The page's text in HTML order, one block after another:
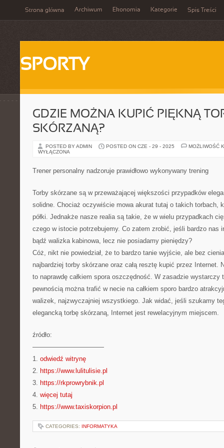
Strona główna Archiwum Ekonomia Kategorie Spis Treści
SPORTY
GDZIE MOŻNA KUPIĆ PIĘKNĄ
SKÓRZANĄ?
POSTED BY ADMIN POSTED ON CZE - 29 - 2025
MOŻLIWOŚĆ
WYŁĄCZONA
Trener personalny nadzoruje prawidłowo wykonywany trening
Torby skórzane są w przeważającej większości przypadków
solidne. Chociaż oczywiście mowa akurat tutaj o takich torbach,
półki. Jednakże nasze realia są takie, że w wielu przypadkach
czego w istocie potrzebujemy. Co zatem zrobić, jeśli bardzo nas
bądź walizka kabinowa, lecz nie posiadamy pieniędzy?
Cóż, nikt nie powiedział, że to bardzo tanie wyjście, ale bez
najbardziej torby skórzane oraz całą resztę kupić przez Internet.
to naprawdę całkiem spora oszczędność. W zasadzie wystarczy
pewnością można trafić w necie na całkiem sporo bardzo
walizek, najzwyczajniej wszystkiego. Jak widać, jeśli szukamy
elegancką torbę skórzaną, Internet jest rewelacyjnym miejscem.
źródło:
———————————
1. odwiedź witrynę
2. https://www.lulitulisie.pl
3. https://rkprowrybnik.pl
4. więcej tutaj
5. https://www.taxiskorpion.pl
CATEGORIES: INFORMATYKA